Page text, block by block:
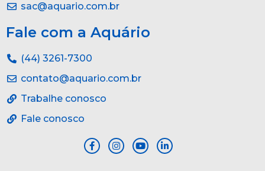
sac@aquario.com.br
Fale com a Aquário
(44) 3261-7300
contato@aquario.com.br
Trabalhe conosco
Fale conosco